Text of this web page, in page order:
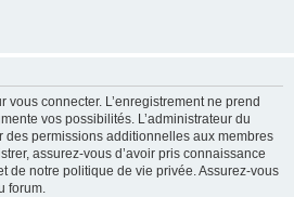
vous connecter. L’enregistrement ne prend
vos possibilités. L’administrateur du
des permissions additionnelles aux membres
assurez-vous d’avoir pris connaissance
de notre politique de vie privée. Assurez-vous
forum.